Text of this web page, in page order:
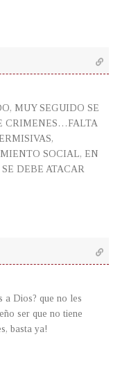
MUY SEGUIDO SE
CRIMENES…FALTA
SOCIAL, EN
DEBE ATACAR
a Dios? que no les
ser que no tiene
basta ya!